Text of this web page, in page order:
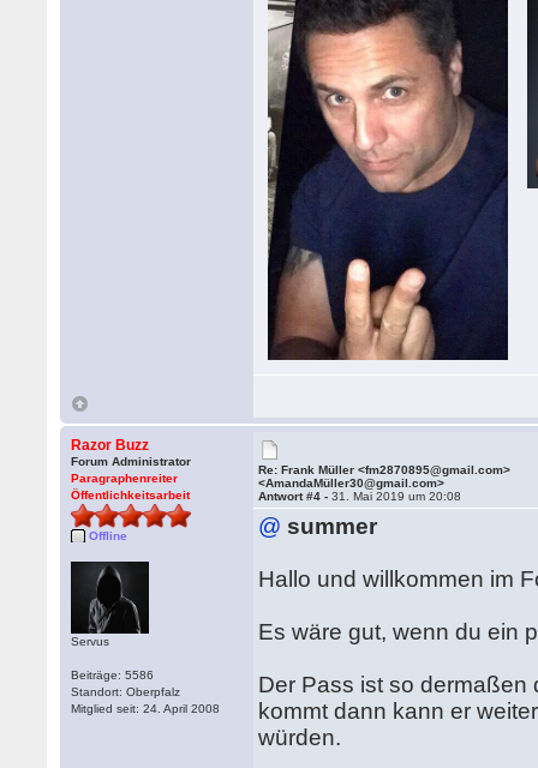
Razor Buzz
Forum Administrator
Paragraphenreiter
Öffentlichkeitsarbeit
Offline
Servus
Beiträge: 5586
Standort: Oberpfalz
Mitglied seit: 24. April 2008
Re: Frank Müller <fm2870895@gmail.com>
<AmandaMüller30@gmail.com>
Antwort #4 -31. Mai 2019 um 20:08
@ summer
Hallo und willkommen im
Es wäre gut, wenn du ein
Der Pass ist so dermaßen
kommt dann kann er
würden.